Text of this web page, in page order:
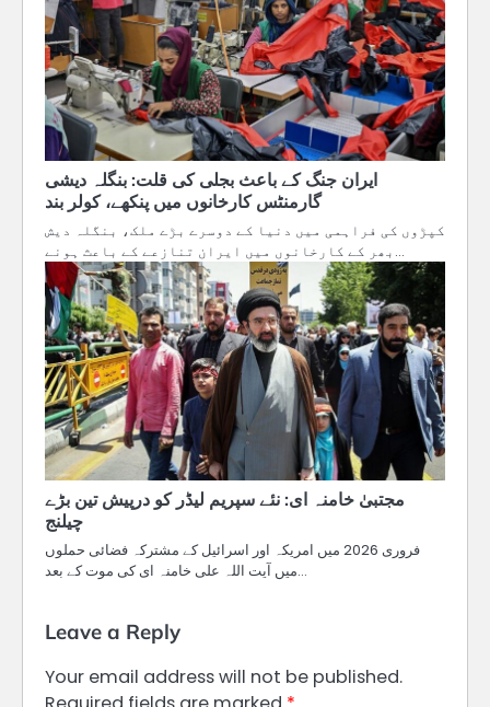
ایران جنگ کے باعث بجلی کی قلت: بنگلہ دیشی
گارمنٹس کارخانوں میں پنکھے، کولر بند
کپڑوں کی فراہمی میں دنیا کے دوسرے بڑے ملک، بنگلہ دیش
بھر کے کارخانوں میں ایران تنازعے کے باعث ہونے…
مجتبیٰ خامنہ ای: نئے سپریم لیڈر کو درپیش تین بڑے
چیلنج
فروری 2026 میں امریکہ اور اسرائیل کے مشترکہ فضائی حملوں
میں آیت اللہ علی خامنہ ای کی موت کے بعد…
Leave a Reply
Your email address will not be published.